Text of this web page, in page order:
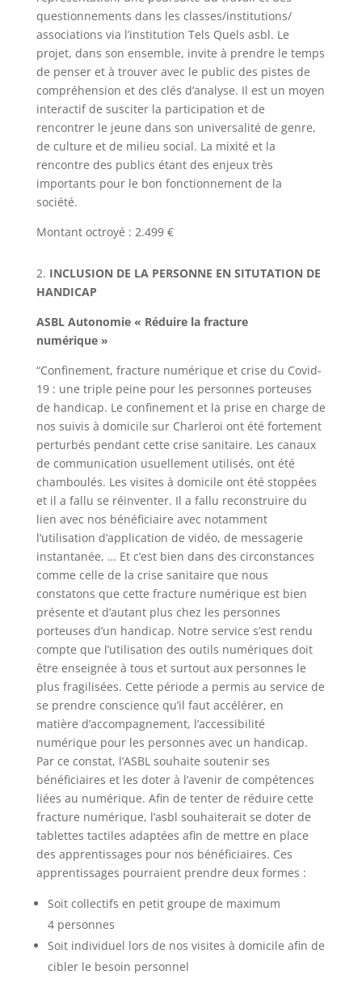
questionnements dans les classes/​institutions/​
associations via l’institution Tels Quels asbl. Le
projet, dans son ensemble, invite à prendre le temps
de penser et à trouver avec le public des pistes de
compréhension et des clés d’analyse. Il est un moyen
interactif de susciter la participation et de
rencontrer le jeune dans son universalité de genre,
de culture et de milieu social. La mixité et la
rencontre des publics étant des enjeux très
importants pour le bon fonctionnement de la
société.
Montant octroyé : 2.499 €
2. INCLUSION DE LA PERSONNE EN SITUTATION DE
HANDICAP
ASBL Autonomie « Réduire la fracture
numérique »
“Confinement, fracture numérique et crise du Covid-
19 : une triple peine pour les personnes porteuses
de handicap. Le confinement et la prise en charge de
nos suivis à domicile sur Charleroi ont été fortement
perturbés pendant cette crise sanitaire. Les canaux
de communication usuellement utilisés, ont été
chamboulés. Les visites à domicile ont été stoppées
et il a fallu se réinventer. Il a fallu reconstruire du
lien avec nos bénéficiaire avec notamment
l’utilisation d’application de vidéo, de messagerie
instantanée, … Et c’est bien dans des circonstances
comme celle de la crise sanitaire que nous
constatons que cette fracture numérique est bien
présente et d’autant plus chez les personnes
porteuses d’un handicap. Notre service s’est rendu
compte que l’utilisation des outils numériques doit
être enseignée à tous et surtout aux personnes le
plus fragilisées. Cette période a permis au service de
se prendre conscience qu’il faut accélérer, en
matière d’accompagnement, l’accessibilité
numérique pour les personnes avec un handicap.
Par ce constat, l’ASBL souhaite soutenir ses
bénéficiaires et les doter à l’avenir de compétences
liées au numérique. Afin de tenter de réduire cette
fracture numérique, l’asbl souhaiterait se doter de
tablettes tactiles adaptées afin de mettre en place
des apprentissages pour nos bénéficiaires. Ces
apprentissages pourraient prendre deux formes :
Soit collectifs en petit groupe de maximum
4 personnes
Soit individuel lors de nos visites à domicile afin de
cibler le besoin personnel